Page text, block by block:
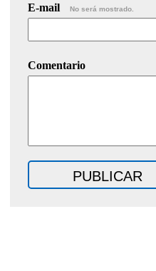
E-mail No será mostrado.
Comentario